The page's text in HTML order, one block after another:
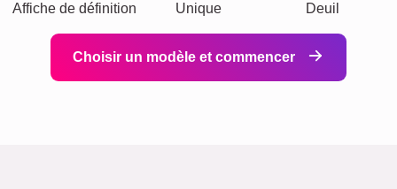
Affiche de définition Unique Deuil
Choisir un modèle et commencer